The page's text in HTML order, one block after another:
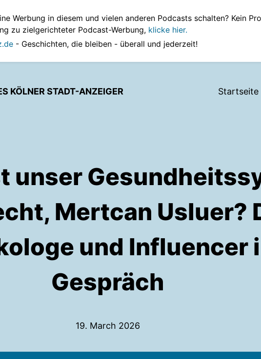
Werbung in diesem und vielen anderen Podcasts schalten? Kein
zu zielgerichteter Podcast-Werbung, klicke hier.
- Geschichten, die bleiben - überall und jederzeit!
KÖLNER STADT-ANZEIGER Startseite
unser
Mertcan Usluer?
und Influencer
Gespräch
19. March 2026